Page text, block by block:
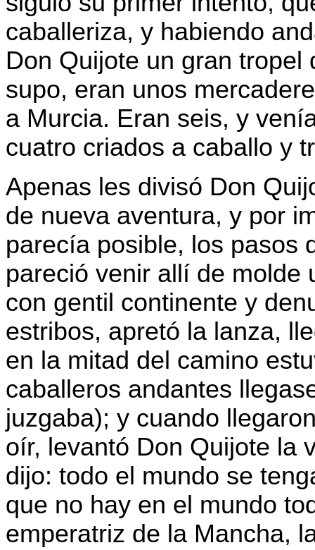
caballeriza, y habiendo
Don Quijote un gran
supo, eran unos
a Murcia. Eran seis, y
cuatro criados a caballo y
Apenas les divisó Don
de nueva aventura, y por
parecía posible, los pasos
pareció venir allí de molde
con gentil continente y
estribos, apretó la lanza,
en la mitad del camino
caballeros andantes
juzgaba); y cuando
oír, levantó Don Quijote la
dijo: todo el mundo se
que no hay en el mundo
emperatriz de la Mancha,